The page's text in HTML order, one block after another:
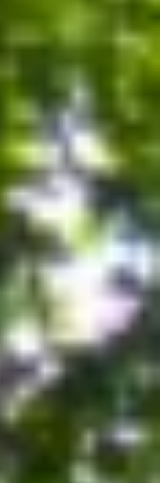
à 18h30. Le
à 12h30 et de
et septembre), la
12h et de 16h à